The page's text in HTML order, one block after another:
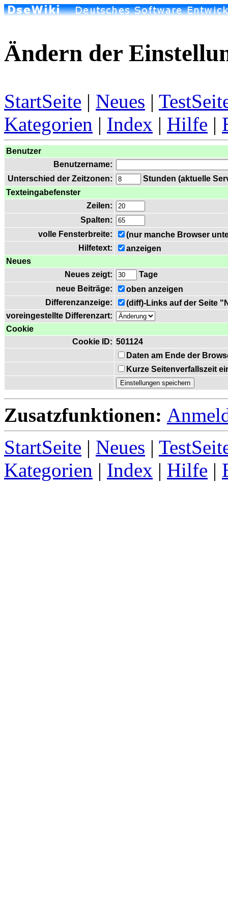
Ändern der
StartSeite | Neues |
Kategorien | Index | Hilfe |
Benutzer
Benutzername:
Unterschied der Zeitzonen:
Stunden (aktuelle
Texteingabefenster
Zeilen:
Spalten:
volle Fensterbreite:
(nur manche Browser
Hilfetext:
anzeigen
Neues
Neues zeigt:
Tage
neue Beiträge:
oben anzeigen
Differenzanzeige:
(diff)-Links auf der Seite
voreingestellte Differenzart:
Cookie
Cookie ID: 501124
Daten am Ende der
Kurze Seitenverfallszeit
Zusatzfunktionen:
StartSeite | Neues |
Kategorien | Index | Hilfe |